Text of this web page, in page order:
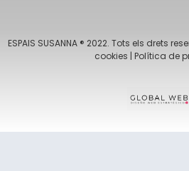
ESPAIS SUSANNA ® 2022. Tots els drets
cookies | Política de